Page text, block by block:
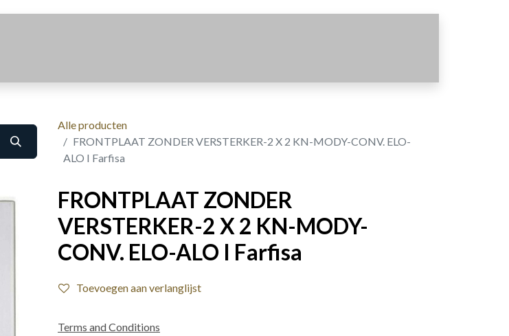
Alle producten
FRONTPLAAT ZONDER VERSTERKER-2 X 2 KN-MODY-CONV. ELO-
ALO I Farfisa
FRONTPLAAT ZONDER
VERSTERKER-2 X 2 KN-MODY-
CONV. ELO-ALO I Farfisa
Toevoegen aan verlanglijst
Terms and Conditions